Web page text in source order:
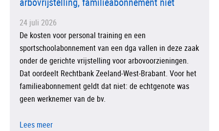
24 juli 2026
De kosten voor personal training en een
sportschoolabonnement van een dga vallen in deze zaak
onder de gerichte vrijstelling voor arbovoorzieningen.
Dat oordeelt Rechtbank Zeeland-West-Brabant. Voor het
familieabonnement geldt dat niet: de echtgenote was
geen werknemer van de bv.
Lees meer